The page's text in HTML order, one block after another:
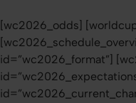
[wc2026_odds]
id=”wc2026_format”]